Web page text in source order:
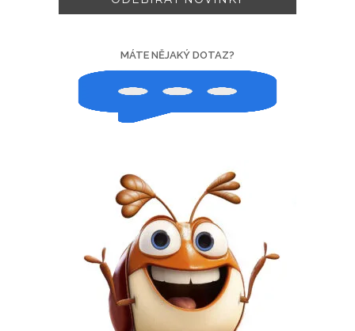
MÁTE NĚJAKÝ DOTAZ?